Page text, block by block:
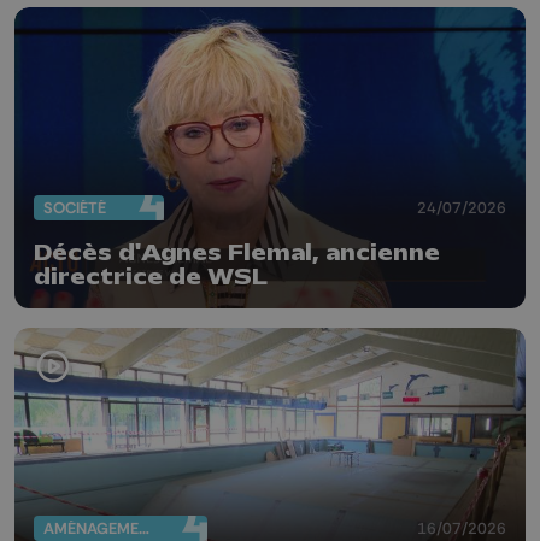
SOCIÉTÉ 24/07/2026
Décès d'Agnes Flemal, ancienne
directrice de WSL
AMÉNAGEMENT DU TERRITOIRE 16/07/2026